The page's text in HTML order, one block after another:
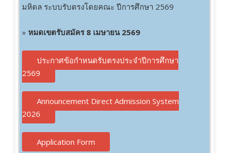
มหิดล ระบบรับตรงโดยคณะ ปีการศึกษา 2569
» หมดเขตรับสมัคร 8 เมษายน 2569
ประกาศข้อกำหนดรับตรงประจำปีการศึกษา
2569
Announcement Direct Admission System
2026
Application Form